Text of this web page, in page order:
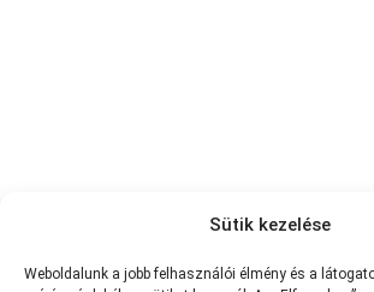
Sütik kezelése
Weboldalunk a jobb felhasználói élmény és a